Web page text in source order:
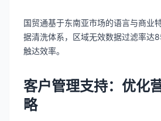
国贸通基于东南亚市场的语言与商业
据清洗体系，区域无效数据过滤率达
触达效率。
客户管理支持：优化
略